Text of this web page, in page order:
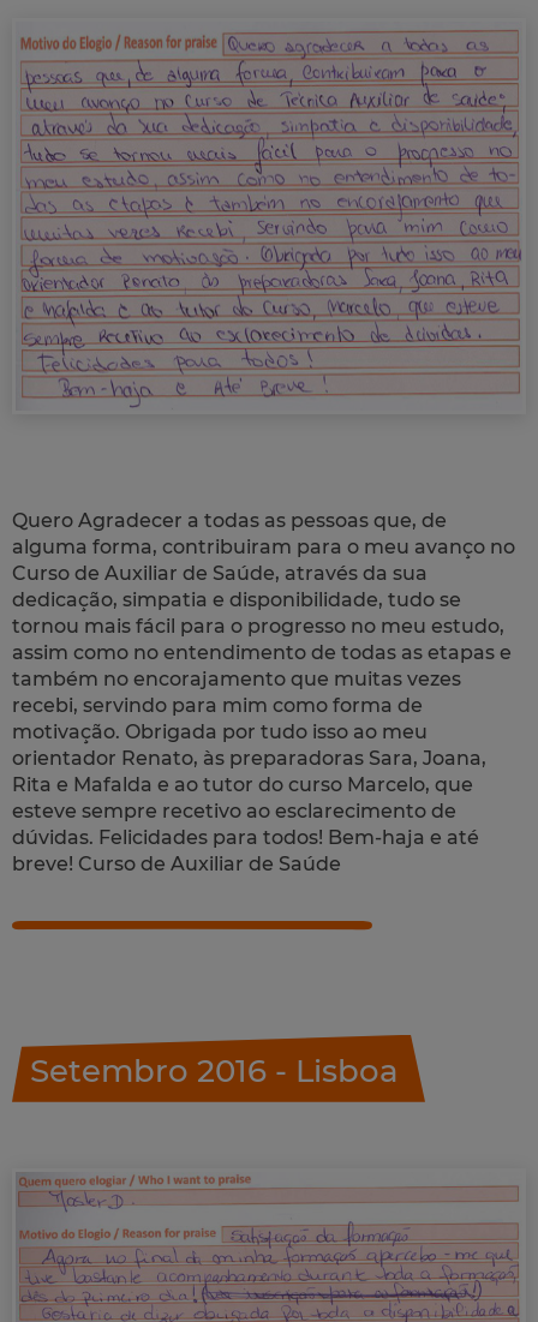
Quero Agradecer a todas as pessoas que, de
alguma forma, contribuiram para o meu avanço no
Curso de Auxiliar de Saúde, através da sua
dedicação, simpatia e disponibilidade, tudo se
tornou mais fácil para o progresso no meu estudo,
assim como no entendimento de todas as etapas e
também no encorajamento que muitas vezes
recebi, servindo para mim como forma de
motivação. Obrigada por tudo isso ao meu
orientador Renato, às preparadoras Sara, Joana,
Rita e Mafalda e ao tutor do curso Marcelo, que
esteve sempre recetivo ao esclarecimento de
dúvidas. Felicidades para todos! Bem-haja e até
breve! Curso de Auxiliar de Saúde
Setembro 2016 - Lisboa